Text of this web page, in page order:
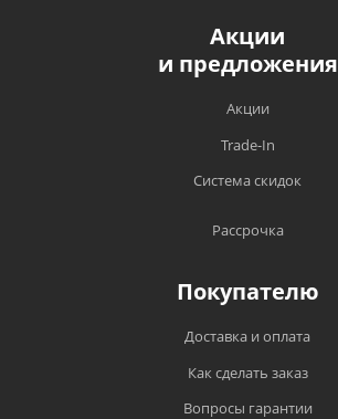
Акции
и предложения
Акции
Trade-In
Система скидок
Рассрочка
Покупателю
Доставка и оплата
Как сделать заказ
Вопросы гарантии